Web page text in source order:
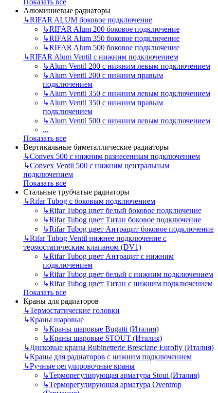
Алюминиевые радиаторы
↳RIFAR ALUM боковое подключение
↳RIFAR Alum 200 боковое подключение
↳RIFAR Alum 350 боковое подключение
↳RIFAR Alum 500 боковое подключение
↳RIFAR Alum Ventil с нижним подключением
↳Alum Ventil 200 с нижним левым подключением
↳Alum Ventil 200 с нижним правым
подключением
↳Alum Ventil 350 с нижним левым подключением
↳Alum Ventil 350 с нижним правым
подключением
↳Alum Ventil 500 с нижним левым подключением
...
Показать все
Вертикальные биметаллические радиаторы
↳Convex 500 с нижним разнесенным подключением
↳Convex Ventil 500 с нижним центральным
подключением
Показать все
Стальные трубчатые радиаторы
↳Rifar Tubog с боковым подключением
↳Rifar Tubog цвет белый боковое подключение
↳Rifar Tubog цвет Титан боковое подключение
↳Rifar Tubog цвет Антрацит боковое подключение
↳Rifar Tubog Ventil нижнее подключение с
термостатическим клапаном (DV1)
↳Rifar Tubog цвет Антрацит с нижним
подключением
↳Rifar Tubog цвет белый с нижним подключением
↳Rifar Tubog цвет Титан с нижним подключением
Показать все
Краны для радиаторов
↳Термостатические головки
↳Краны шаровые
↳Краны шаровые Bugatti (Италия)
↳Краны шаровые STOUT (Италия)
↳Дисковые краны Rubinetterie Bresciane Eurofly (Италия)
↳Краны для радиаторов с нижним подключением
↳Ручные регулировочные краны
↳Терморегулирующая арматура Stout (Италия)
↳Терморегулирующая арматура Oventrop